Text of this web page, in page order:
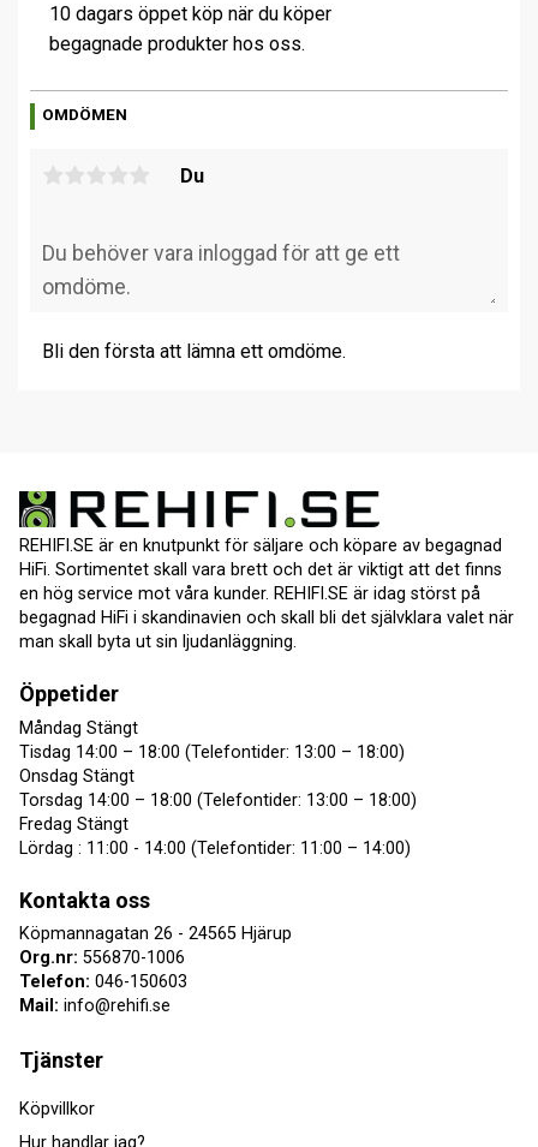
10 dagars öppet köp när du köper
begagnade produkter hos oss.
OMDÖMEN
Du
Bli den första att lämna ett omdöme.
REHIFI.SE är en knutpunkt för säljare och köpare av begagnad
HiFi. Sortimentet skall vara brett och det är viktigt att det finns
en hög service mot våra kunder. REHIFI.SE är idag störst på
begagnad HiFi i skandinavien och skall bli det självklara valet när
man skall byta ut sin ljudanläggning.
Öppetider
Måndag Stängt
Tisdag 14:00 – 18:00 (Telefontider: 13:00 – 18:00)
Onsdag Stängt
Torsdag 14:00 – 18:00 (Telefontider: 13:00 – 18:00)
Fredag Stängt
Lördag : 11:00 - 14:00 (Telefontider: 11:00 – 14:00)
Kontakta oss
Köpmannagatan 26 - 24565 Hjärup
Org.nr: 556870-1006
Telefon: 046-150603
Mail: info@rehifi.se
Tjänster
Köpvillkor
Hur handlar jag?